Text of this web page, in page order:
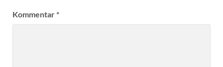
Kommentar*